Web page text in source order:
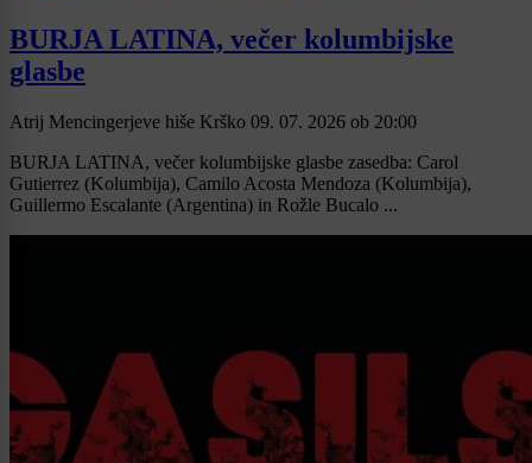
BURJA LATINA, večer kolumbijske
glasbe
Atrij Mencingerjeve hiše Krško 09. 07. 2026 ob 20:00
BURJA LATINA, večer kolumbijske glasbe zasedba: Carol
Gutierrez (Kolumbija), Camilo Acosta Mendoza (Kolumbija),
Guillermo Escalante (Argentina) in Rožle Bucalo ...